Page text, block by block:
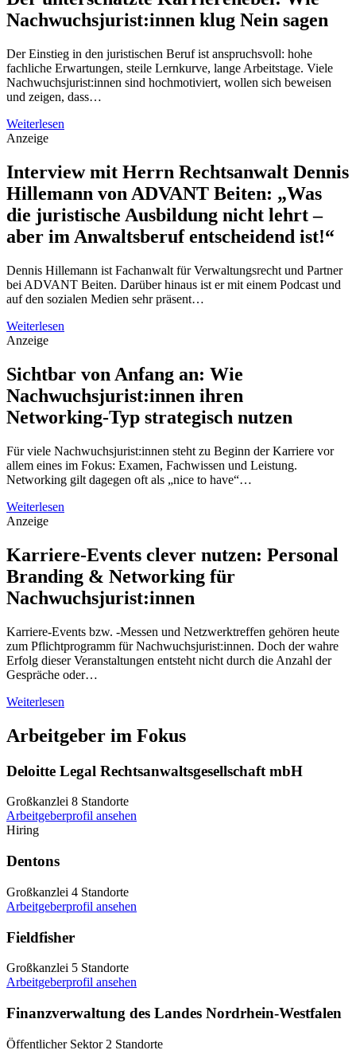
Nachwuchsjurist:innen klug Nein sagen
Der Einstieg in den juristischen Beruf ist anspruchsvoll: hohe
fachliche Erwartungen, steile Lernkurve, lange Arbeitstage. Viele
Nachwuchsjurist:innen sind hochmotiviert, wollen sich beweisen
und zeigen, dass…
Weiterlesen
Anzeige
Interview mit Herrn Rechtsanwalt Dennis
Hillemann von ADVANT Beiten: „Was
die juristische Ausbildung nicht lehrt –
aber im Anwaltsberuf entscheidend ist!“
Dennis Hillemann ist Fachanwalt für Verwaltungsrecht und Partner
bei ADVANT Beiten. Darüber hinaus ist er mit einem Podcast und
auf den sozialen Medien sehr präsent…
Weiterlesen
Anzeige
Sichtbar von Anfang an: Wie
Nachwuchsjurist:innen ihren
Networking-Typ strategisch nutzen
Für viele Nachwuchsjurist:innen steht zu Beginn der Karriere vor
allem eines im Fokus: Examen, Fachwissen und Leistung.
Networking gilt dagegen oft als „nice to have“…
Weiterlesen
Anzeige
Karriere-Events clever nutzen: Personal
Branding & Networking für
Nachwuchsjurist:innen
Karriere-Events bzw. -Messen und Netzwerktreffen gehören heute
zum Pflichtprogramm für Nachwuchsjurist:innen. Doch der wahre
Erfolg dieser Veranstaltungen entsteht nicht durch die Anzahl der
Gespräche oder…
Weiterlesen
Arbeitgeber im Fokus
Deloitte Legal Rechtsanwaltsgesellschaft mbH
Großkanzlei 8 Standorte
Arbeitgeberprofil ansehen
Hiring
Dentons
Großkanzlei 4 Standorte
Arbeitgeberprofil ansehen
Fieldfisher
Großkanzlei 5 Standorte
Arbeitgeberprofil ansehen
Finanzverwaltung des Landes Nordrhein-Westfalen
Öffentlicher Sektor 2 Standorte